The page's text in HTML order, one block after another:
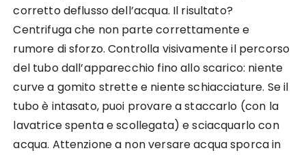
corretto deflusso dell’acqua. Il risultato?
Centrifuga che non parte correttamente e
rumore di sforzo. Controlla visivamente il percorso
del tubo dall’apparecchio fino allo scarico: niente
curve a gomito strette e niente schiacciature. Se il
tubo è intasato, puoi provare a staccarlo (con la
lavatrice spenta e scollegata) e sciacquarlo con
acqua. Attenzione a non versare acqua sporca in